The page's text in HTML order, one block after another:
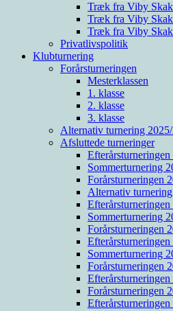
Træk fra Viby
Træk fra Viby
Træk fra Viby
Privatlivspolitik
Klubturnering
Forårsturneringen
Mesterklassen
1. klasse
2. klasse
3. klasse
Alternativ turnering
Afsluttede turneringer
Efterårsturneringen
Sommerturnering
Forårsturneringen
Alternativ
Efterårsturneringen
Sommerturnering
Forårsturneringen
Efterårsturneringen
Sommerturnering
Forårsturneringen
Efterårsturneringen
Forårsturneringen
Efterårsturneringen